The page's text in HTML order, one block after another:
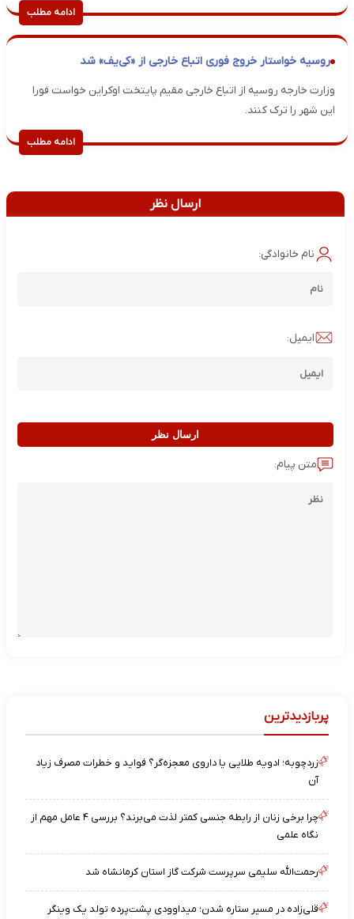
ادامه مطلب
روسیه خواستار خروج فوری اتباع خارجی از «کی‌یف» شد
وزارت خارجه روسیه از اتباع خارجی مقیم پایتخت اوکراین خواست فورا
این شهر را ترک کنند.
ادامه مطلب
ارسال نظر
نام خانوادگی:
ایمیل:
ارسال نظر
متن پیام:
پربازدیدترین
زردچوبه؛ ادویه طلایی یا داروی معجزه‌گر؟ فواید و خطرات مصرف زیاد
آن
چرا برخی زنان از رابطه جنسی کمتر لذت می‌برند؟ بررسی ۴ عامل مهم از
نگاه علمی
رحمت‌الله سلیمی سرپرست شرکت گاز استان کرمانشاه شد
قلی‌زاده در مسیر ستاره شدن؛ میداوودی پشت‌پرده تولد یک وینگر